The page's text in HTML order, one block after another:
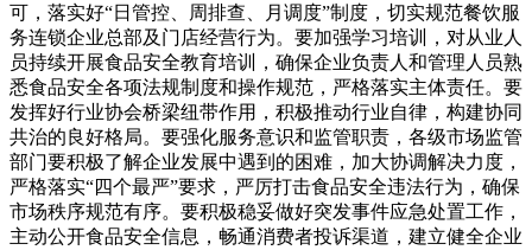
可，落实好“日管控、周排查、月调度”制度，切实规范餐饮服
务连锁企业总部及门店经营行为。要加强学习培训，对从业人
员持续开展食品安全教育培训，确保企业负责人和管理人员熟
悉食品安全各项法规制度和操作规范，严格落实主体责任。要
发挥好行业协会桥梁纽带作用，积极推动行业自律，构建协同
共治的良好格局。要强化服务意识和监管职责，各级市场监管
部门要积极了解企业发展中遇到的困难，加大协调解决力度，
严格落实“四个最严”要求，严厉打击食品安全违法行为，确保
市场秩序规范有序。要积极稳妥做好突发事件应急处置工作，
主动公开食品安全信息，畅通消费者投诉渠道，建立健全企业